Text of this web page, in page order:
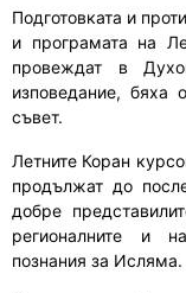
Подготовката и
и програмата на
провеждат в
изповедание, бяха
съвет.
Летните Коран
продължат до
добре
регионалните и
познания за Исляма.